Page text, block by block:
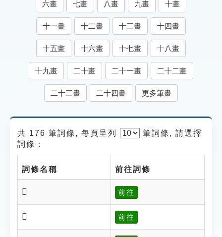
單字索引
生命大百科索引
遊戲專區
貓頭鷹博士
六畫 七畫 八畫 九畫 十畫
十一畫 十二畫 十三畫 十四畫
十五畫 十六畫 十七畫 十八畫
十九畫 二十畫 二十一畫 二十二畫
二十三畫 二十四畫 更多筆畫
共 176 筆詞條, 每頁呈列 筆詞條, 請選擇
詞條：
詞條名稱 前往詞條
𦎃 前往
𦎆 前往